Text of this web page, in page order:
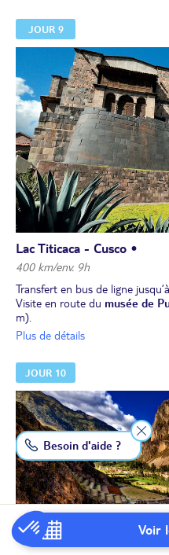
Voir
Retour sur la
balade.Passage d’un col
panoramique à 360° sur l'île
(altitude maximale : 4
Dîner et nuit chez l’habitant.
JOUR 9
Lac Titicaca - Cusco •
400 km/env. 9h
Transfert en bus de ligne
Visite en route du musée de
m).
Après un déjeuner-buffet, visite
Andes" à Andahuaylillas
Arrivée à Cusco (altitude
à l’hôtel.
Plus de détails
JOUR 10
Besoin d'aide ?